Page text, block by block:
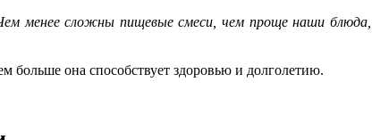
менее сложны пищевые смеси, чем проще наши блюда,
больше она способствует здоровью и долголетию.